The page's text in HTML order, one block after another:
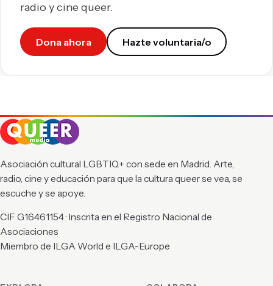
radio y cine queer.
Dona ahora Hazte voluntaria/o
Asociación cultural LGBTIQ+ con sede en Madrid. Arte,
radio, cine y educación para que la cultura queer se vea, se
escuche y se apoye.
CIF G16461154 · Inscrita en el Registro Nacional de
Asociaciones
Miembro de ILGA World e ILGA-Europe